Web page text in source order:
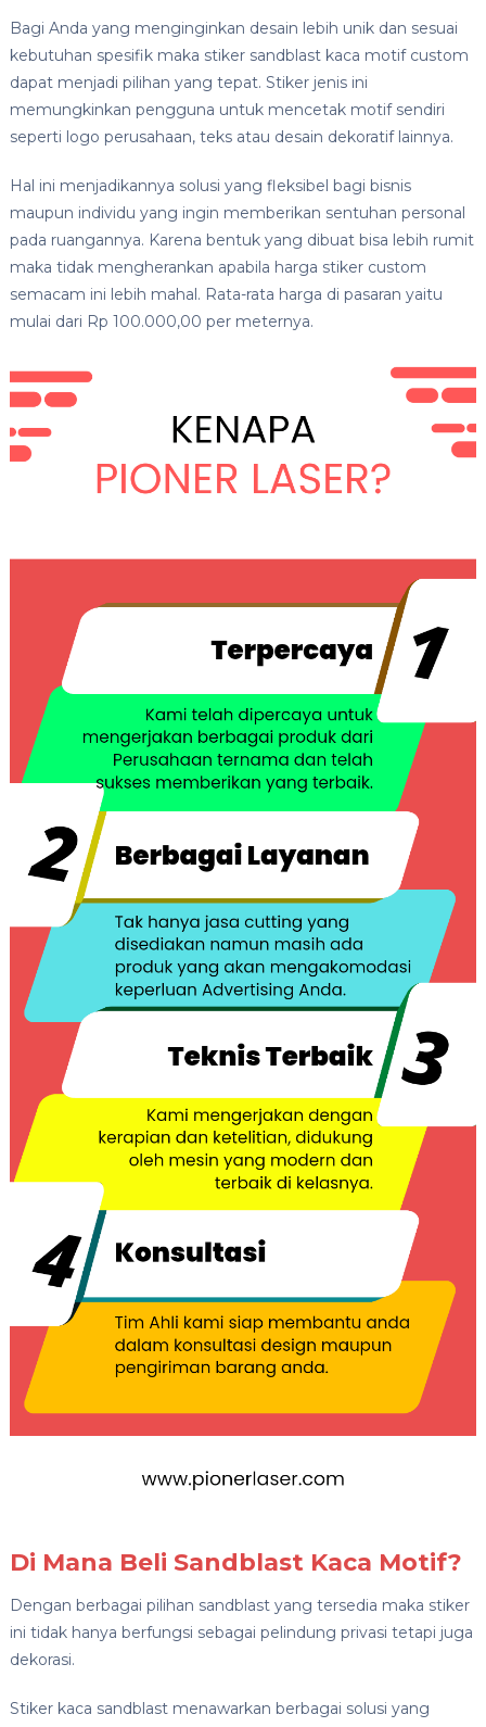
Bagi Anda yang menginginkan desain lebih unik dan sesuai
kebutuhan spesifik maka stiker sandblast kaca motif custom
dapat menjadi pilihan yang tepat. Stiker jenis ini
memungkinkan pengguna untuk mencetak motif sendiri
seperti logo perusahaan, teks atau desain dekoratif lainnya.
Hal ini menjadikannya solusi yang fleksibel bagi bisnis
maupun individu yang ingin memberikan sentuhan personal
pada ruangannya. Karena bentuk yang dibuat bisa lebih rumit
maka tidak mengherankan apabila harga stiker custom
semacam ini lebih mahal. Rata-rata harga di pasaran yaitu
mulai dari Rp 100.000,00 per meternya.
Di Mana Beli Sandblast Kaca Motif?
Dengan berbagai pilihan sandblast yang tersedia maka stiker
ini tidak hanya berfungsi sebagai pelindung privasi tetapi juga
dekorasi.
Stiker kaca sandblast menawarkan berbagai solusi yang